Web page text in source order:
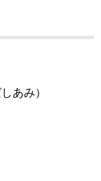
あみ）